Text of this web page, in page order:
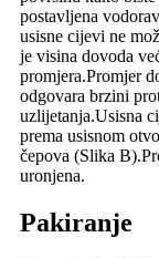
postavljena
usisne cijevi ne
je visina dovoda
promjera.Promjer
odgovara brzini
uzlijetanja.Usisna
prema usisnom
čepova (Slika
uronjena.
Pakiranje